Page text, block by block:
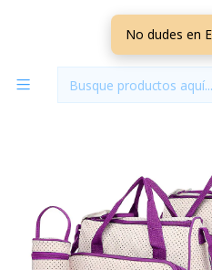
Pañaleras Bolso
No dudes en